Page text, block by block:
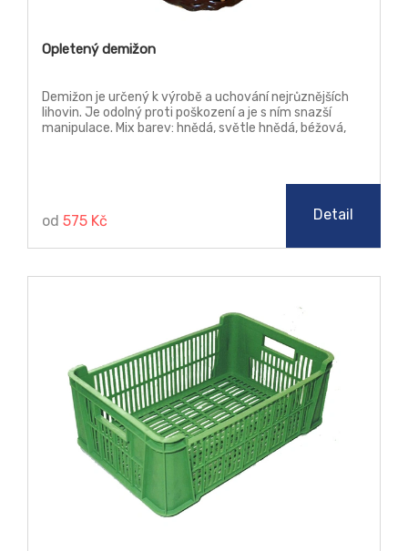
Opletený demižon
Demižon je určený k výrobě a uchování nejrůznějších
lihovin. Je odolný proti poškození a je s ním snazší
manipulace. Mix barev: hnědá, světle hnědá, béžová,
od 575 Kč Detail